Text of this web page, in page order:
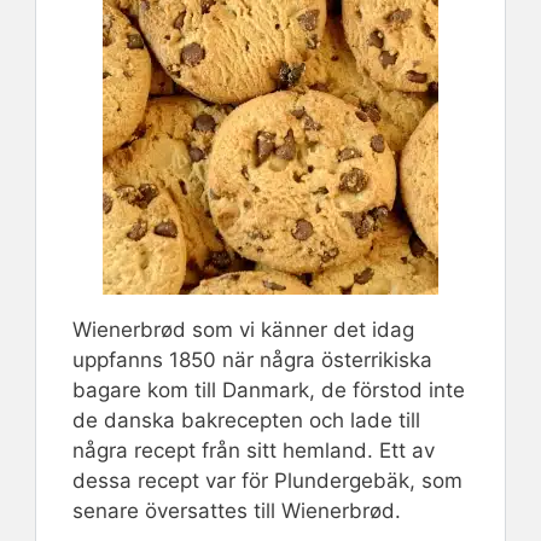
Wienerbrød som vi känner det idag
uppfanns 1850 när några österrikiska
bagare kom till Danmark, de förstod inte
de danska bakrecepten och lade till
några recept från sitt hemland. Ett av
dessa recept var för Plundergebäk, som
senare översattes till Wienerbrød.